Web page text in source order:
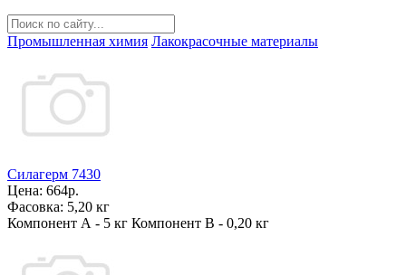
Промышленная химия Лакокрасочные материалы
Силагерм 7430
Цена: 664р.
Фасовка: 5,20 кг
Компонент А - 5 кг Компонент В - 0,20 кг